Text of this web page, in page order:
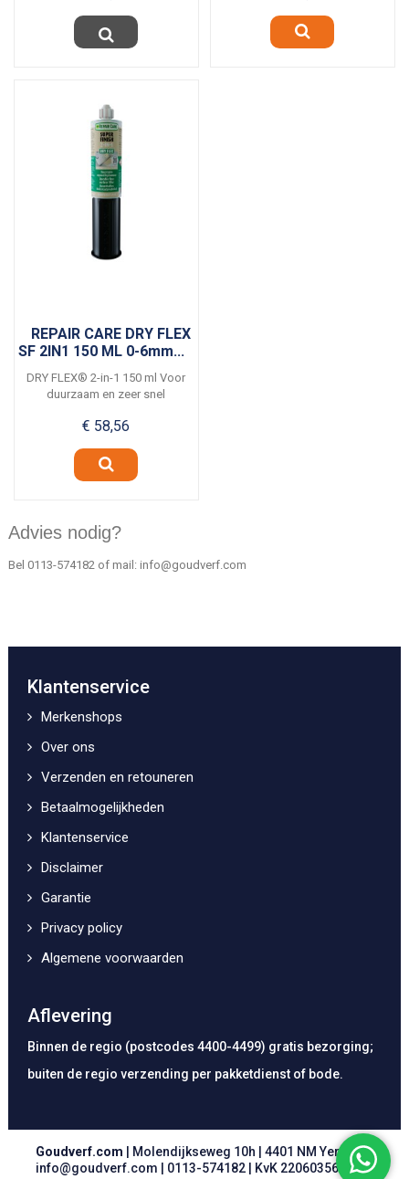
REPAIR CARE DRY FLEX
SF 2IN1 150 ML 0-6mm...
DRY FLEX® 2-in-1 150 ml Voor
duurzaam en zeer snel
€ 58,56
Advies nodig?
Bel 0113-574182 of mail: info@goudverf.com
Klantenservice
Merkenshops
Over ons
Verzenden en retouneren
Betaalmogelijkheden
Klantenservice
Disclaimer
Garantie
Privacy policy
Algemene voorwaarden
Aflevering
Binnen de regio (postcodes 4400-4499) gratis bezorging;
buiten de regio verzending per pakketdienst of bode.
Goudverf.com | Molendijkseweg 10h | 4401 NM Yerseke |
info@goudverf.com | 0113-574182| KvK 22060356 | BTW